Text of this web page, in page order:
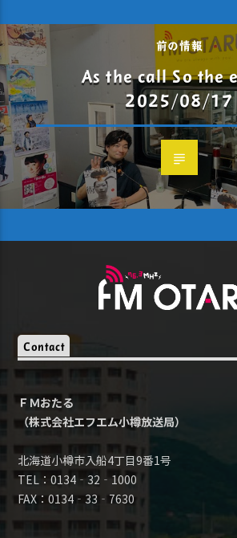
前の情報
As the call So
2025/08/17
Contact
ＦＭおたる
（株式会社エフエム小樽放送局）
北海道小樽市入船4丁目9番1号
TEL：0134‐32‐1000
FAX：0134‐33‐7630